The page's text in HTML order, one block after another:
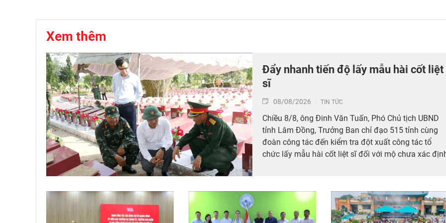
Xem thêm
Đẩy nhanh tiến độ lấy mẫu hài cốt liệt
sĩ
08/08/2026 TIN TỨC
Chiều 8/8, ông Đinh Văn Tuấn, Phó Chủ tịch UBND
tỉnh Lâm Đồng, Trưởng Ban chỉ đạo 515 tỉnh cùng
đoàn công tác đến kiểm tra đột xuất công tác tổ
chức lấy mẫu hài cốt liệt sĩ đối với mộ chưa xác
tham gia công tác lấy mẫu tại đây.